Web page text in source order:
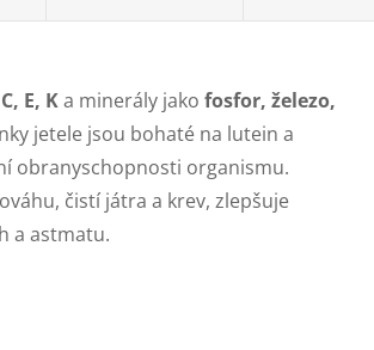
E, Ka minerály jako fosfor, železo,
jetele jsou bohaté na lutein a
obranyschopnosti organismu.
čistí játra a krev, zlepšuje
a astmatu.